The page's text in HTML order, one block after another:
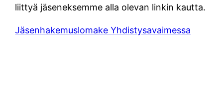
liittyä jäseneksemme alla olevan linkin kautta.
Jäsenhakemuslomake Yhdistysavaimessa